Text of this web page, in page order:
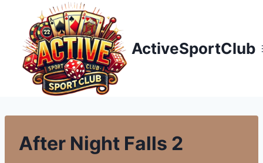
obsah
ActiveSportClub
After Night Falls 2